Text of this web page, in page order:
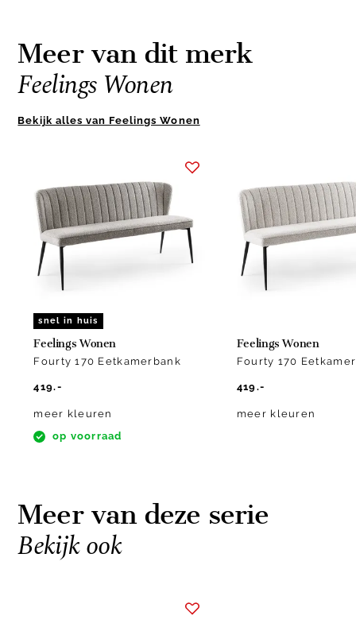
Meer van dit merk
Feelings Wonen
Bekijk alles van Feelings Wonen
snel in huis
Feelings Wonen
Fourty 170 Eetkamerbank
419.-
meer kleuren
op voorraad
Feelings Wonen
Fourty 170
419.-
meer kleuren
Meer van deze serie
Bekijk ook